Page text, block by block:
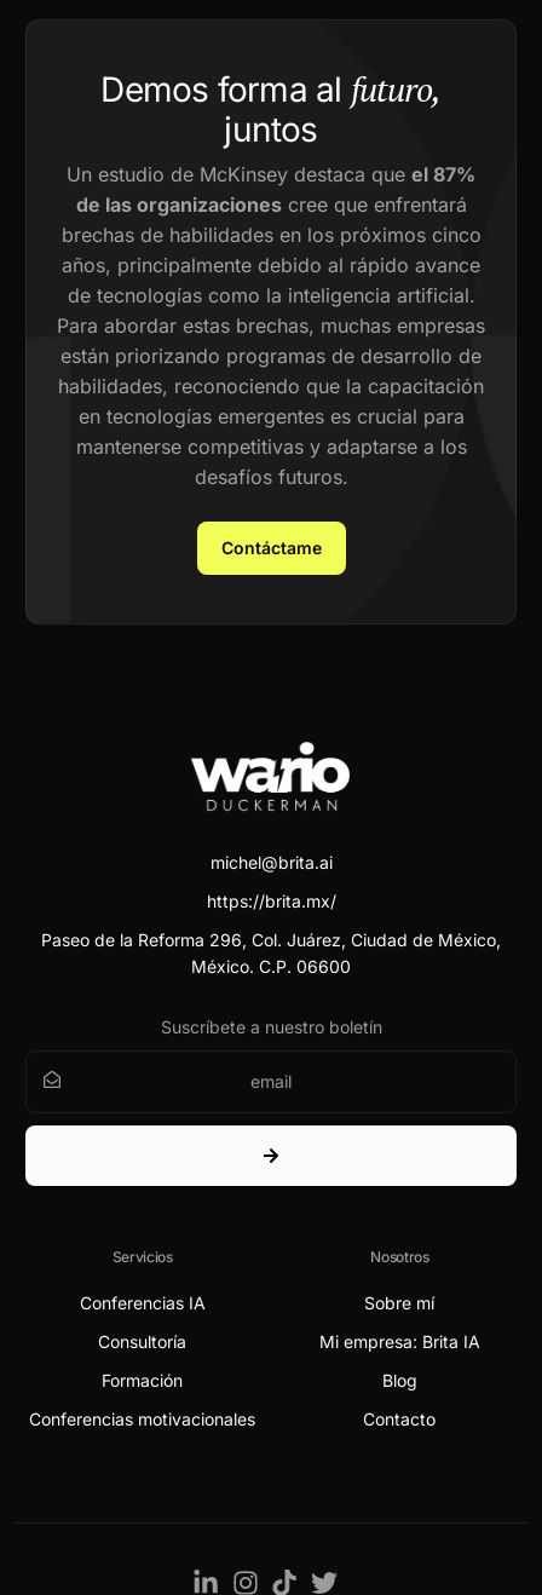
Demos forma al futuro,
juntos
Un estudio de McKinsey destaca que el 87%
de las organizacionescree que enfrentará
brechas de habilidades en los próximos cinco
años, principalmente debido al rápido avance
de tecnologías como la inteligencia artificial.
Para abordar estas brechas, muchas empresas
están priorizando programas de desarrollo de
habilidades, reconociendo que la capacitación
en tecnologías emergentes es crucial para
mantenerse competitivas y adaptarse a los
desafíos futuros.
Contáctame
michel@brita.ai
https://brita.mx/
Paseo de la Reforma 296, Col. Juárez, Ciudad de México,
México. C.P. 06600
Suscríbete a nuestro boletín
Servicios
Conferencias IA
Consultoría
Formación
Conferencias motivacionales
Nosotros
Sobre mí
Mi empresa: Brita IA
Blog
Contacto